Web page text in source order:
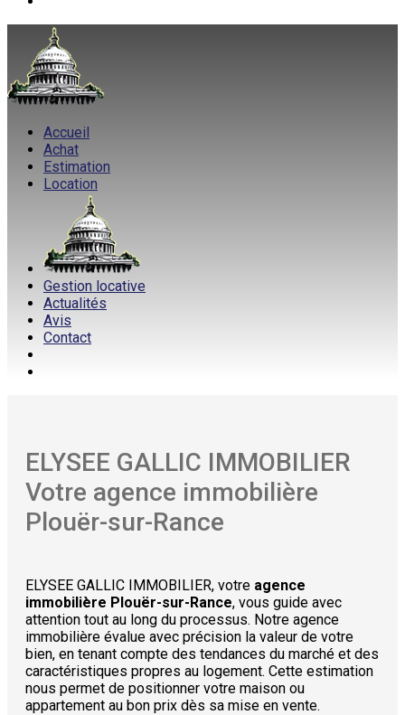
Accueil
Achat
Estimation
Location
Gestion locative
Actualités
Avis
Contact
ELYSEE GALLIC IMMOBILIER
Votre agence immobilière
Plouër-sur-Rance
ELYSEE GALLIC IMMOBILIER, votre agence
immobilière Plouër-sur-Rance, vous guide avec
attention tout au long du processus. Notre agence
immobilière évalue avec précision la valeur de votre
bien, en tenant compte des tendances du marché et des
caractéristiques propres au logement. Cette estimation
nous permet de positionner votre maison ou
appartement au bon prix dès sa mise en vente.